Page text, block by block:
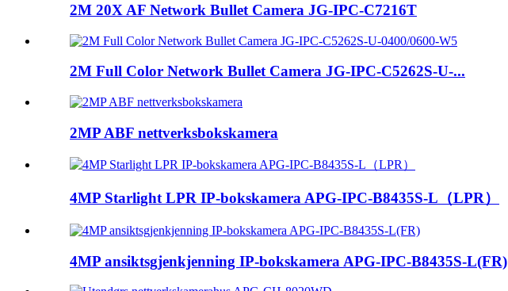
2M 20X AF Network Bullet Camera JG-IPC-C7216T
2M Full Color Network Bullet Camera JG-IPC-C5262S-U-...
2MP ABF nettverksbokskamera
4MP Starlight LPR IP-bokskamera APG-IPC-B8435S-L（LPR）
4MP ansiktsgjenkjenning IP-bokskamera APG-IPC-B8435S-L(FR)